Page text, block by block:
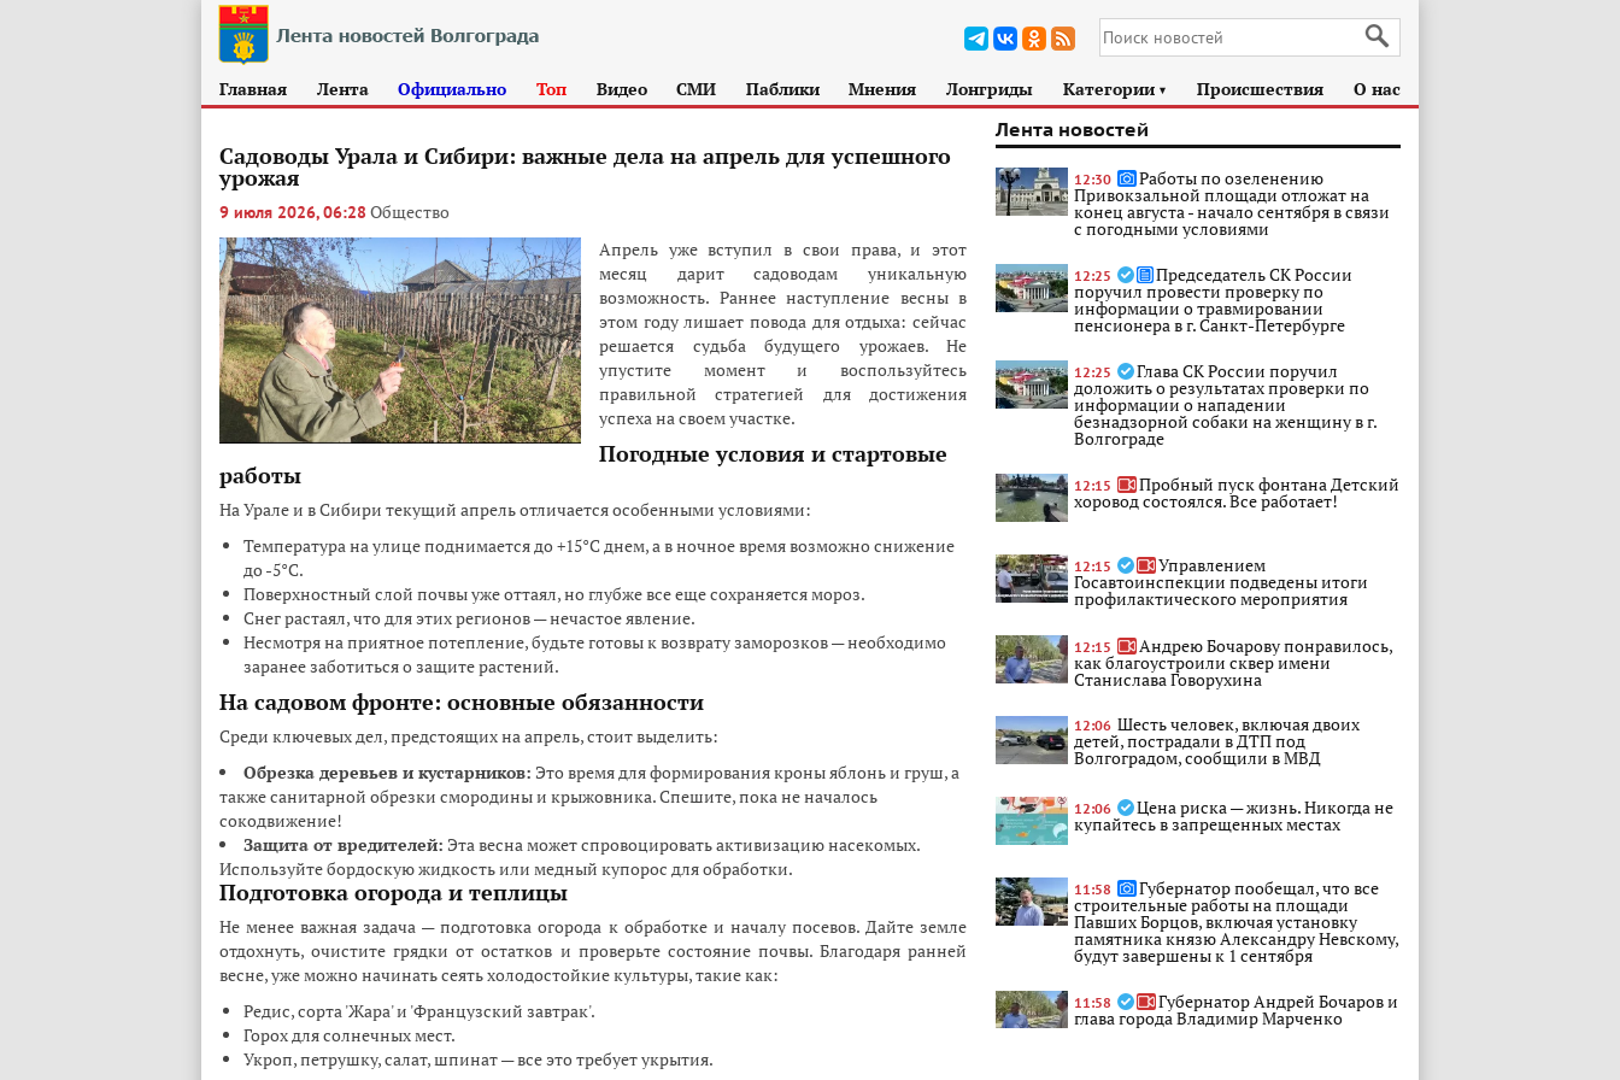
Главная Лента Официально Топ Видео СМИ Паблики Мнения Лонгриды Категории ► Происшествия О нас
Садоводы Урала и Сибири: важные дела на апрель для успешного
урожая
9 июля 2026, 06:28 Общество
Апрель уже вступил в свои права, и этот
месяц дарит садоводам уникальную
возможность. Раннее наступление весны в
этом году лишает повода для отдыха: сейчас
решается судьба будущего урожаев. Не
упустите момент и воспользуйтесь
правильной стратегией для достижения
успеха на своем участке.
Погодные условия и стартовые
работы
На Урале и в Сибири текущий апрель отличается особенными условиями:
Температура на улице поднимается до +15°C днем, а в ночное время возможно снижение
до -5°C.
Поверхностный слой почвы уже оттаял, но глубже все еще сохраняется мороз.
Снег растаял, что для этих регионов — нечастое явление.
Несмотря на приятное потепление, будьте готовы к возврату заморозков — необходимо
заранее заботиться о защите растений.
На садовом фронте: основные обязанности
Среди ключевых дел, предстоящих на апрель, стоит выделить:
Обрезка деревьев и кустарников: Это время для формирования кроны яблонь и груш, а
также санитарной обрезки смородины и крыжовника. Спешите, пока не началось
сокодвижение!
Защита от вредителей: Эта весна может спровоцировать активизацию насекомых.
Используйте бордоскую жидкость или медный купорос для обработки.
Подготовка огорода и теплицы
Не менее важная задача — подготовка огорода к обработке и началу посевов. Дайте земле
отдохнуть, очистите грядки от остатков и проверьте состояние почвы. Благодаря ранней
весне, уже можно начинать сеять холодостойкие культуры, такие как:
Редис, сорта 'Жара' и 'Французский завтрак'.
Горох для солнечных мест.
Укроп, петрушку, салат, шпинат — все это требует укрытия.
Лента новостей
12:30 Работы по озеленению
Привокзальной площади отложат на
конец августа - начало сентября в связи
с погодными условиями
12:25 Председатель СК России
поручил провести проверку по
информации о травмировании
пенсионера в г. Санкт-Петербурге
12:25 Глава СК России поручил
доложить о результатах проверки по
информации о нападении
безнадзорной собаки на женщину в г.
Волгограде
12:15 Пробный пуск фонтана Детский
хоровод состоялся. Все работает!
12:15 Управлением
Госавтоинспекции подведены итоги
профилактического мероприятия
12:15 Андрею Бочарову понравилось,
как благоустроили сквер имени
Станислава Говорухина
12:06 Шесть человек, включая двоих
детей, пострадали в ДТП под
Волгоградом, сообщили в МВД
12:06 Цена риска — жизнь. Никогда не
купайтесь в запрещенных местах
11:58 Губернатор пообещал, что все
строительные работы на площади
Павших Борцов, включая установку
памятника князю Александру Невскому,
будут завершены к 1 сентября
11:58 Губернатор Андрей Бочаров и
глава города Владимир Марченко
высоко оценили благоустройство